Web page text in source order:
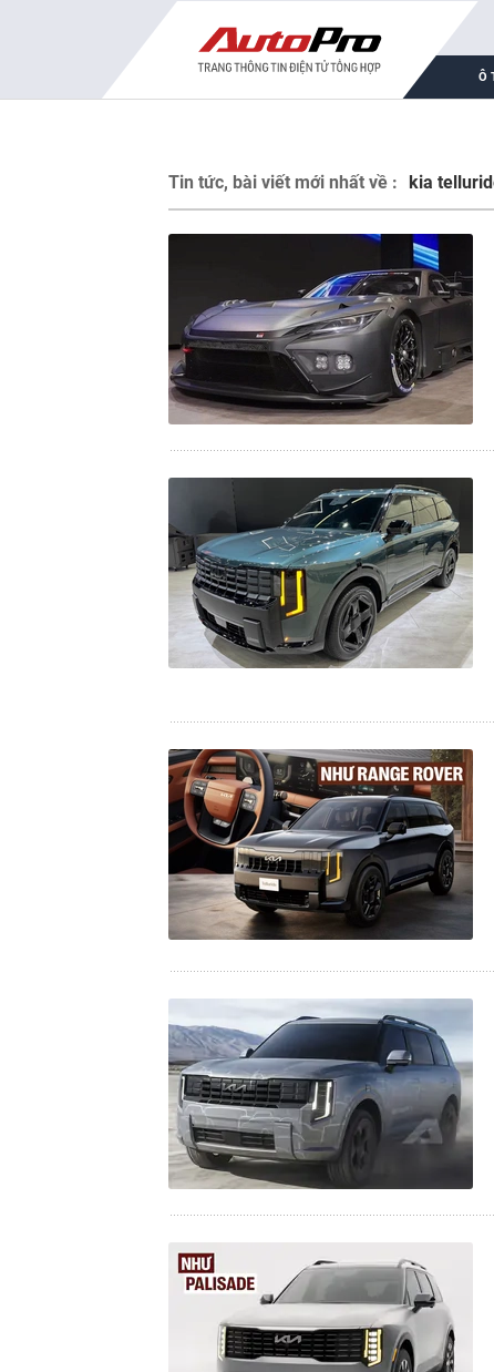
Ô
Tin tức, bài viết mới nhất về : kia